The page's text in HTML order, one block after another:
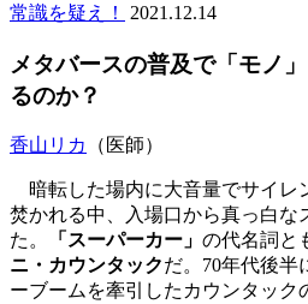
常識を疑え！ 2021.12.14
メタバースの普及で「モノ
るのか？
香山リカ （医師）
暗転した場内に大音量でサイレ
焚かれる中、入場口から真っ白な
た。
「スーパーカー」 の代名詞と
ニ・カウンタックだ。70年代後半
ーブームを牽引したカウンタック